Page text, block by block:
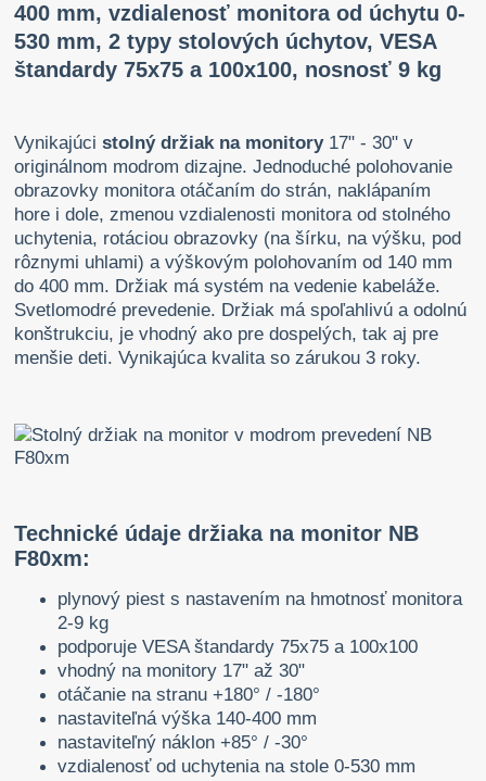
400 mm, vzdialenosť monitora od úchytu 0-
530 mm, 2 typy stolových úchytov, VESA
štandardy 75x75 a 100x100, nosnosť 9 kg
Vynikajúcistolný držiak na monitory17" - 30" v
originálnom modrom dizajne. Jednoduché polohovanie
obrazovky monitora otáčaním do strán, naklápaním
hore i dole, zmenou vzdialenosti monitora od stolného
uchytenia, rotáciou obrazovky (na šírku, na výšku, pod
rôznymi uhlami) a výškovým polohovaním od 140 mm
do 400 mm. Držiak má systém na vedenie kabeláže.
Svetlomodré prevedenie. Držiak má spoľahlivú a odolnú
konštrukciu, je vhodný ako pre dospelých, tak aj pre
menšie deti. Vynikajúca kvalita so zárukou 3 roky.
Technické údaje držiaka na monitor NB
F80xm:
plynový piest s nastavením na hmotnosť monitora
2-9 kg
podporuje VESA štandardy 75x75 a 100x100
vhodný na monitory 17" až 30"
otáčanie na stranu +180° / -180°
nastaviteľná výška 140-400 mm
nastaviteľný náklon +85° / -30°
vzdialenosť od uchytenia na stole 0-530 mm